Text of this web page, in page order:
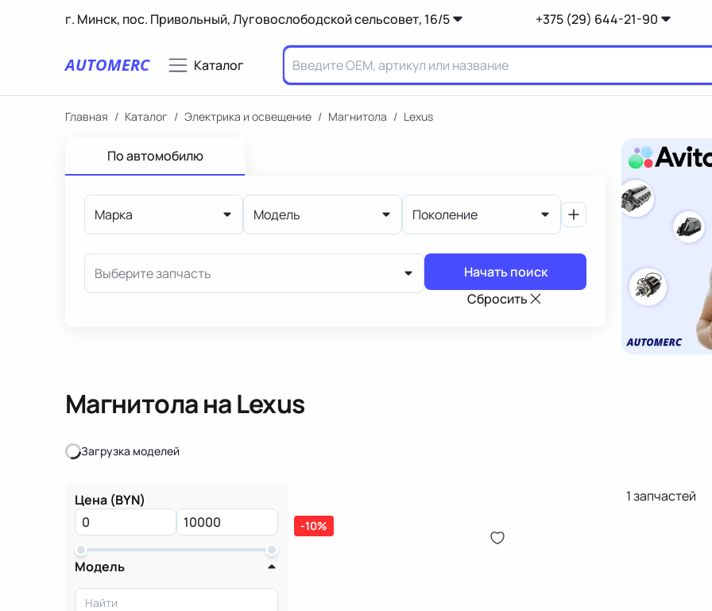
г. Минск, пос. Привольный, Луговослободской сельсовет, 16/5 +375 (29) 644-21-90
AUTOMERC Каталог
Главная / Каталог / Электрика и освещение / Магнитола / Lexus
По автомобилю
Марка Модель Поколение
Выберите запчасть
Начать поиск
Сбросить
Магнитолана Lexus
Загрузка моделей
Загрузка моделей
Цена (BYN)
Модель
1запчастей
-10%